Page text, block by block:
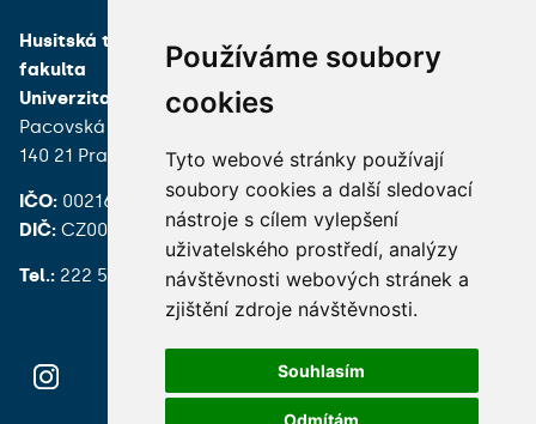
Používáme soubory
cookies
Tyto webové stránky používají
soubory cookies a další sledovací
nástroje s cílem vylepšení
uživatelského prostředí, analýzy
návštěvnosti webových stránek a
zjištění zdroje návštěvnosti.
Souhlasím
Odmítám
Husitská teologická
fakulta
Univerzita Karlova
Pacovská 350/4
140 21 Praha 4
IČO: 00216208
DIČ: CZ00216208
Tel.: 222 539 200